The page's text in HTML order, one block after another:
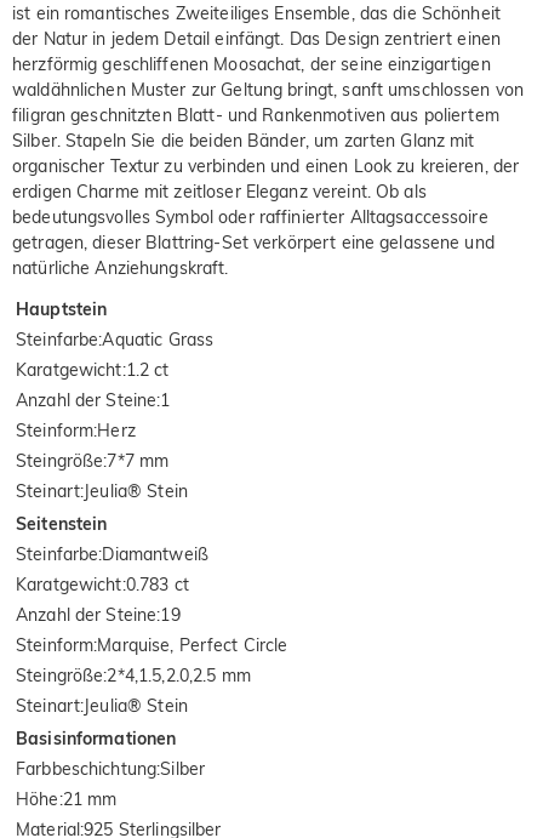
ist ein romantisches Zweiteiliges Ensemble, das die Schönheit
der Natur in jedem Detail einfängt. Das Design zentriert einen
herzförmig geschliffenen Moosachat, der seine einzigartigen
waldähnlichen Muster zur Geltung bringt, sanft umschlossen von
filigran geschnitzten Blatt- und Rankenmotiven aus poliertem
Silber. Stapeln Sie die beiden Bänder, um zarten Glanz mit
organischer Textur zu verbinden und einen Look zu kreieren, der
erdigen Charme mit zeitloser Eleganz vereint. Ob als
bedeutungsvolles Symbol oder raffinierter Alltagsaccessoire
getragen, dieser Blattring-Set verkörpert eine gelassene und
natürliche Anziehungskraft.
Hauptstein
Steinfarbe:Aquatic Grass
Karatgewicht:1.2 ct
Anzahl der Steine:1
Steinform:Herz
Steingröße:7*7 mm
Steinart:Jeulia® Stein
Seitenstein
Steinfarbe:Diamantweiß
Karatgewicht:0.783 ct
Anzahl der Steine:19
Steinform:Marquise, Perfect Circle
Steingröße:2*4,1.5,2.0,2.5 mm
Steinart:Jeulia® Stein
Basisinformationen
Farbbeschichtung:Silber
Höhe:21 mm
Material:925 Sterlingsilber